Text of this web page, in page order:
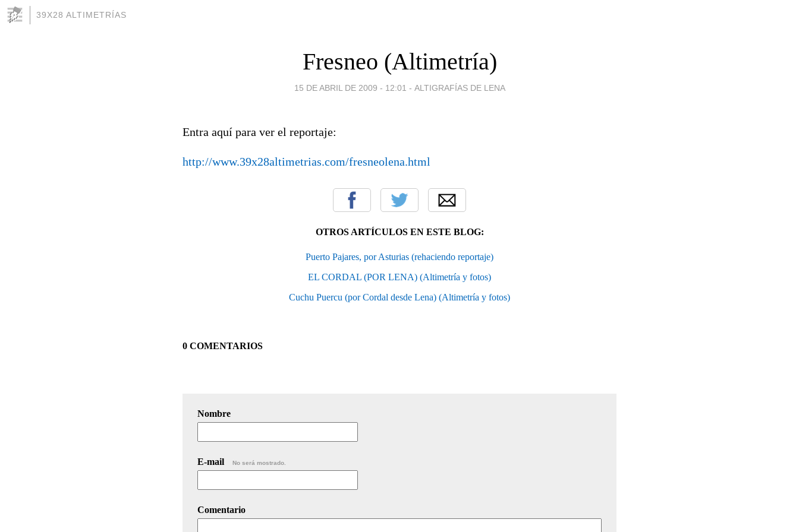
39X28 ALTIMETRÍAS
Fresneo (Altimetría)
15 DE ABRIL DE 2009 - 12:01 - ALTIGRAFÍAS DE LENA
Entra aquí para ver el reportaje:
http://www.39x28altimetrias.com/fresneolena.html
OTROS ARTÍCULOS EN ESTE BLOG:
Puerto Pajares, por Asturias (rehaciendo reportaje)
EL CORDAL (POR LENA) (Altimetría y fotos)
Cuchu Puercu (por Cordal desde Lena) (Altimetría y fotos)
0 COMENTARIOS
Nombre
E-mail No será mostrado.
Comentario